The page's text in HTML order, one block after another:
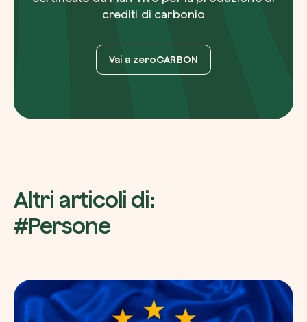
crediti di carbonio
Vai a zeroCARBON
Altri articoli di:
#Persone